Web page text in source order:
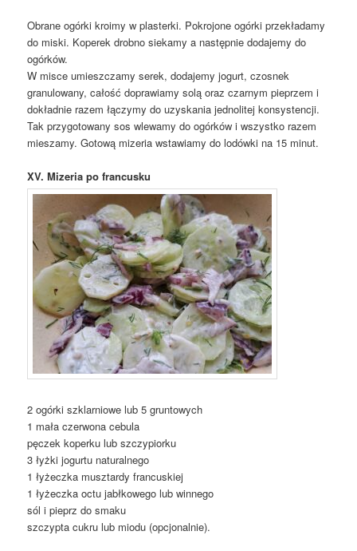
Obrane ogórki kroimy w plasterki. Pokrojone ogórki przekładamy
do miski. Koperek drobno siekamy a następnie dodajemy do
ogórków.
W misce umieszczamy serek, dodajemy jogurt, czosnek
granulowany, całość doprawiamy solą oraz czarnym pieprzem i
dokładnie razem łączymy do uzyskania jednolitej konsystencji.
Tak przygotowany sos wlewamy do ogórków i wszystko razem
mieszamy. Gotową mizeria wstawiamy do lodówki na 15 minut.
XV. Mizeria po francusku
2 ogórki szklarniowe lub 5 gruntowych
1 mała czerwona cebula
pęczek koperku lub szczypiorku
3 łyżki jogurtu naturalnego
1 łyżeczka musztardy francuskiej
1 łyżeczka octu jabłkowego lub winnego
sól i pieprz do smaku
szczypta cukru lub miodu (opcjonalnie).